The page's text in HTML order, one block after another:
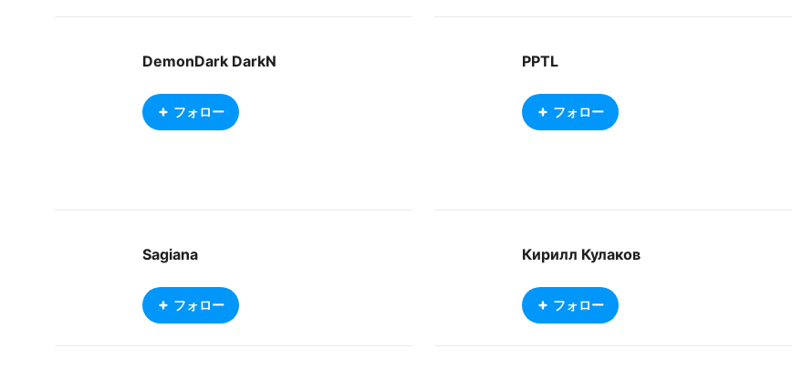
DemonDark DarkN
フォロー
PPTL
フォロー
Sagiana
フォロー
Кирилл Кулаков
フォロー